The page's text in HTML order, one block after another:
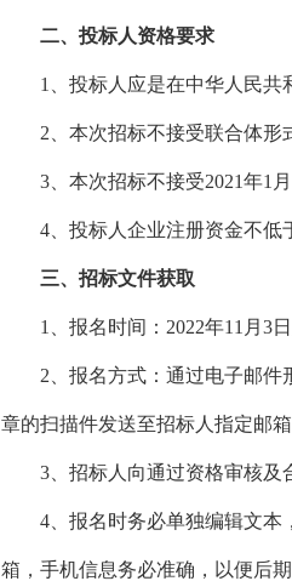
二、投标人资格要求
1、投标人应是在中华人民共
2、本次招标不接受联合体形
3、本次招标不接受2021年1
4、投标人企业注册资金不低
三、招标文件获取
1、报名时间：2022年1 1 月 3
2、报名方式：通过电子邮
章的扫描件发送至招标人指定邮箱
3、招标人向通过资格审核及
4、报名时务必单独编辑文本
箱，手机信息务必准确，以便后期